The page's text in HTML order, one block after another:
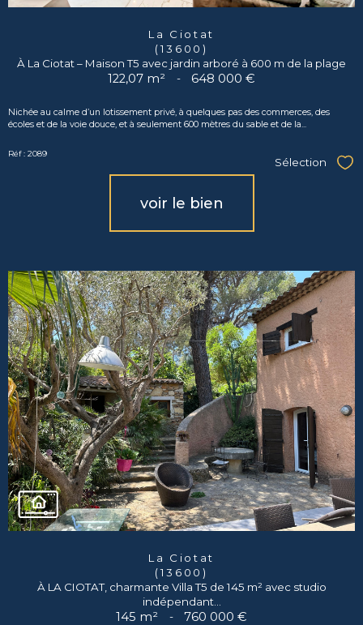
La Ciotat
(13600)
À La Ciotat – Maison T5 avec jardin arboré à 600 m de la plage
122,07 m² - 648 000 €
Nichée au calme d’un lotissement privé, à quelques pas des commerces, des
écoles et de la voie douce, et à seulement 600 mètres du sable et de la...
Réf : 2089
Sélection
voir le bien
La Ciotat
(13600)
À LA CIOTAT, charmante Villa T5 de 145 m² avec studio
indépendant...
145 m² - 760 000 €